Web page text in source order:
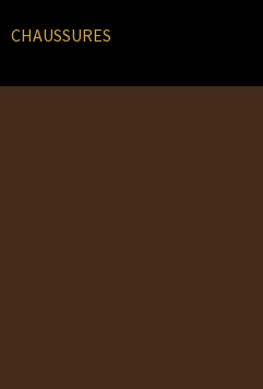
CHAUSSURES